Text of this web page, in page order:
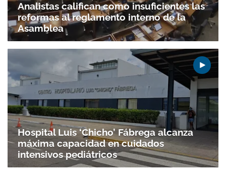
Analistas califican como insuficientes las
reformas al reglamento interno de la
Asamblea
Hospital Luis ‘Chicho’ Fábrega alcanza
máxima capacidad en cuidados
intensivos pediátricos